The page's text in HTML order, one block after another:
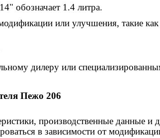
обозначает 1.4 литра.
или улучшения, такие
дилеру или
Пежо 206
производственные данные
в зависимости от